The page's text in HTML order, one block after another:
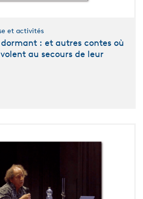
et activités
: et autres contes où
au secours de leur